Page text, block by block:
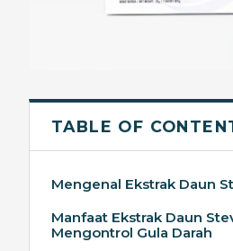
TABLE OF
Mengenal Ekstrak Daun
Manfaat Ekstrak Daun
Mengontrol Gula Darah